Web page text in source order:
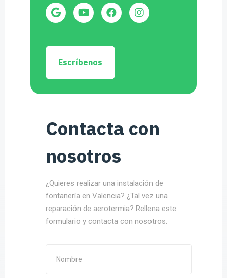
Escríbenos
Contacta con
nosotros
¿Quieres realizar una instalación de
fontanería en Valencia? ¿Tal vez una
reparación de aerotermia? Rellena este
formulario y contacta con nosotros.